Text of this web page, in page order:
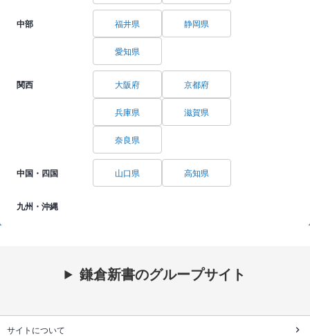
中部 福井県 静岡県
愛知県
関西 大阪府 京都府
兵庫県 滋賀県
奈良県
中国・四国 山口県 高知県
九州・沖縄
鎌倉新書のグループサイト
サイトについて